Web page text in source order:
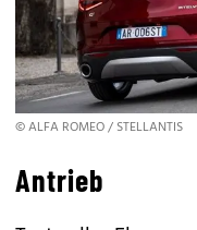
© ALFA ROMEO / STELLANTIS
Antrieb